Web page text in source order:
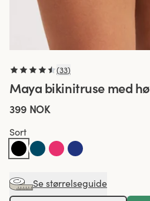
(33)
Maya bikinitruse med
399 NOK
Sort
Se størrelseguide